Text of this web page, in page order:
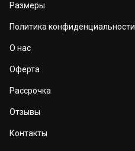
Размеры
Политика конфиденциальности
О нас
Оферта
Рассрочка
Отзывы
Контакты